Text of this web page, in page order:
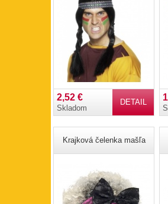
DETAIL
2,52 €
Skladom
Krajková čelenka mašľa